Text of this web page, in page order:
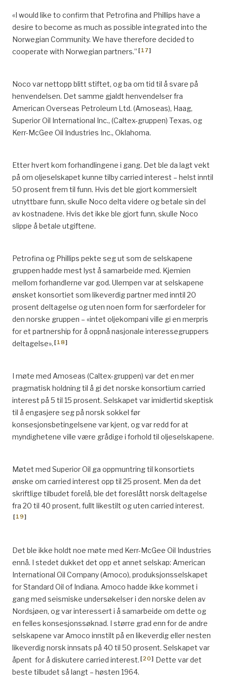
«I would like to confirm that Petrofina and Phillips have a
desire to become as much as possible integrated into the
Norwegian Community. We have therefore decided to
cooperate with Norwegian partners.” [17]
Noco var nettopp blitt stiftet, og ba om tid til å svare på
henvendelsen. Det samme gjaldt henvendelser fra
American Overseas Petroleum Ltd. (Amoseas), Haag,
Superior Oil International Inc., (Caltex-gruppen) Texas, og
Kerr-McGee Oil Industries Inc., Oklahoma.
Etter hvert kom forhandlingene i gang. Det ble da lagt vekt
på om oljeselskapet kunne tilby carried interest – helst inntil
50 prosent frem til funn. Hvis det ble gjort kommersielt
utnyttbare funn, skulle Noco delta videre og betale sin del
av kostnadene. Hvis det ikke ble gjort funn, skulle Noco
slippe å betale utgiftene.
Petrofina og Phillips pekte seg ut som de selskapene
gruppen hadde mest lyst å samarbeide med. Kjemien
mellom forhandlerne var god. Ulempen var at selskapene
ønsket konsortiet som likeverdig partner med inntil 20
prosent deltagelse og uten noen form for særfordeler for
den norske gruppen – «intet oljekompani ville gi en merpris
for et partnership for å oppnå nasjonale interessegruppers
deltagelse». [18]
I møte med Amoseas (Caltex-gruppen) var det en mer
pragmatisk holdning til å gi det norske konsortium carried
interest på 5 til 15 prosent. Selskapet var imidlertid skeptisk
til å engasjere seg på norsk sokkel før
konsesjonsbetingelsene var kjent, og var redd for at
myndighetene ville være grådige i forhold til oljeselskapene.
Møtet med Superior Oil ga oppmuntring til konsortiets
ønske om carried interest opp til 25 prosent. Men da det
skriftlige tilbudet forelå, ble det foreslått norsk deltagelse
fra 20 til 40 prosent, fullt likestilt og uten carried interest.
[19]
Det ble ikke holdt noe møte med Kerr-McGee Oil Industries
ennå. I stedet dukket det opp et annet selskap: American
International Oil Company (Amoco), produksjonsselskapet
for Standard Oil of Indiana. Amoco hadde ikke kommet i
gang med seismiske undersøkelser i den norske delen av
Nordsjøen, og var interessert i å samarbeide om dette og
en felles konsesjonssøknad. I større grad enn for de andre
selskapene var Amoco innstilt på en likeverdig eller nesten
likeverdig norsk innsats på 40 til 50 prosent. Selskapet var
åpent for å diskutere carried interest. [20] Dette var det
beste tilbudet så langt – høsten 1964.